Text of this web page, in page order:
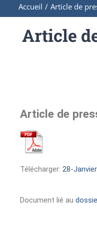
Accueil / Article de
Article
Article de
Télécharger: 28-
Document lié au